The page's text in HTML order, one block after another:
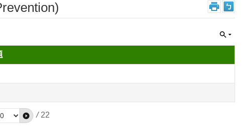
/ 22